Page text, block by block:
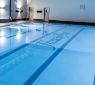
Session.
Relax. Recharge.
den Alltag hinter dir und
Dampfbad und Co. für